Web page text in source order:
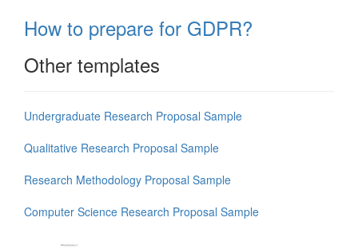
How to prepare for GDPR?
Other templates
Undergraduate Research Proposal Sample
Qualitative Research Proposal Sample
Research Methodology Proposal Sample
Computer Science Research Proposal Sample